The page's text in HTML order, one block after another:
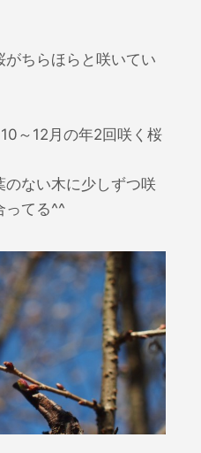
がちらほらと咲いてい
～12月の年2回咲く桜
ない木に少しずつ咲
ってる^^